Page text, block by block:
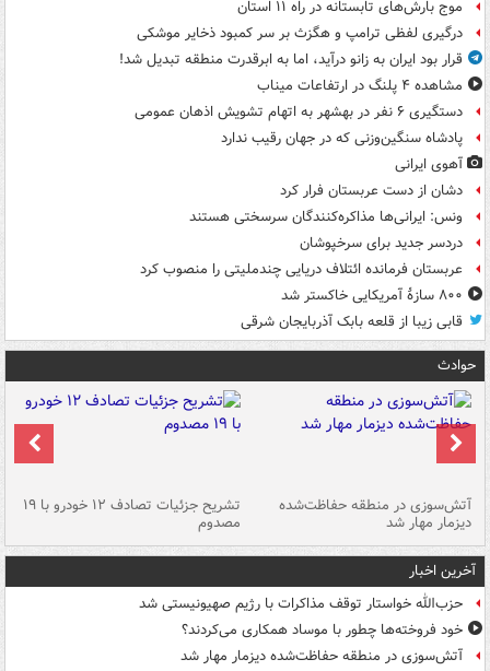
موج بارش‌های تابستانه در راه ۱۱ استان
درگیری لفظی ترامپ و هگزث بر سر کمبود ذخایر موشکی
قرار بود ایران به زانو درآید، اما به ابرقدرت منطقه تبدیل شد!
مشاهده ۴ پلنگ در ارتفاعات میناب
دستگیری ۶ نفر در بهشهر به اتهام تشویش اذهان عمومی
پادشاه سنگین‌وزنی که در جهان رقیب ندارد
آهوی ایرانی
دشان از دست عربستان فرار کرد
ونس: ایرانی‌ها مذاکره‌کنندگان سرسختی هستند
دردسر جدید برای سرخپوشان
عربستان فرمانده ائتلاف دریایی چندملیتی را منصوب کرد
۸۰۰ سازۀ آمریکایی خاکستر شد
قابی زیبا از قلعه بابک آذربایجان شرقی
حوادث
آتش‌سوزی در منطقه حفاظت‌شده
دیزمار مهار شد
تشریح جزئیات تصادف ۱۲ خودرو با ۱۹
مصدوم
آخرین اخبار
حزب‌الله خواستار توقف مذاکرات با رژیم صهیونیستی شد
خود فروخته‌ها چطور با موساد همکاری می‌کردند؟
آتش‌سوزی در منطقه حفاظت‌شده دیزمار مهار شد